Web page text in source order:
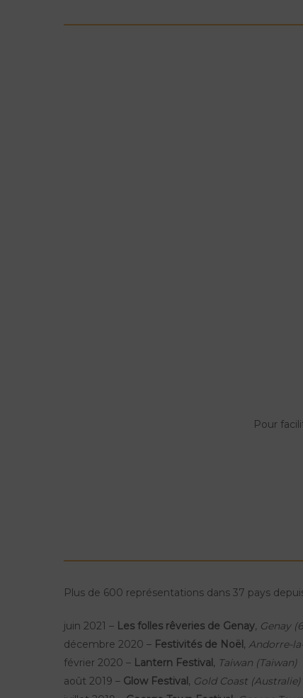
Pour
Plus de 600 représentations dans 37 pays
juin 2021 – Les folles rêveries de Genay, Genay
décembre 2020 – Festivités de Noël , Andorre-
février 2020 –
Lantern Festival , Taiwan (Taiwan)
août 2019 – Glow Festival , Gold Coast (Australie)